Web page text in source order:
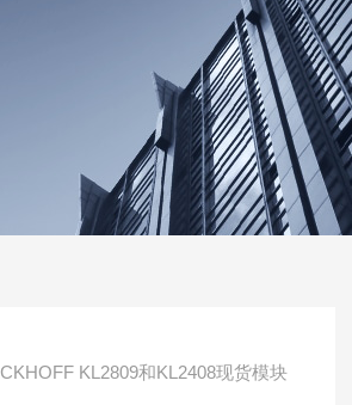
KL2809和KL2408现货模块